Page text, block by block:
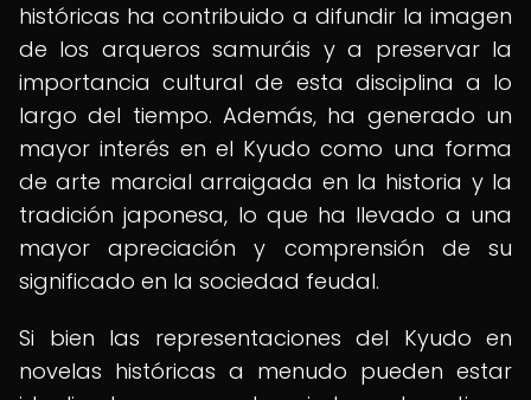
históricas ha contribuido a difundir la imagen
de los arqueros samuráis y a preservar la
importancia cultural de esta disciplina a lo
largo del tiempo. Además, ha generado un
mayor interés en el Kyudo como una forma
de arte marcial arraigada en la historia y la
tradición japonesa, lo que ha llevado a una
mayor apreciación y comprensión de su
significado en la sociedad feudal.
Si bien las representaciones del Kyudo en
novelas históricas a menudo pueden estar